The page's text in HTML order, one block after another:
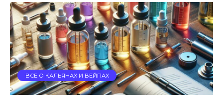
ВСЕ О КАЛЬЯНАХ И ВЕЙПАХ